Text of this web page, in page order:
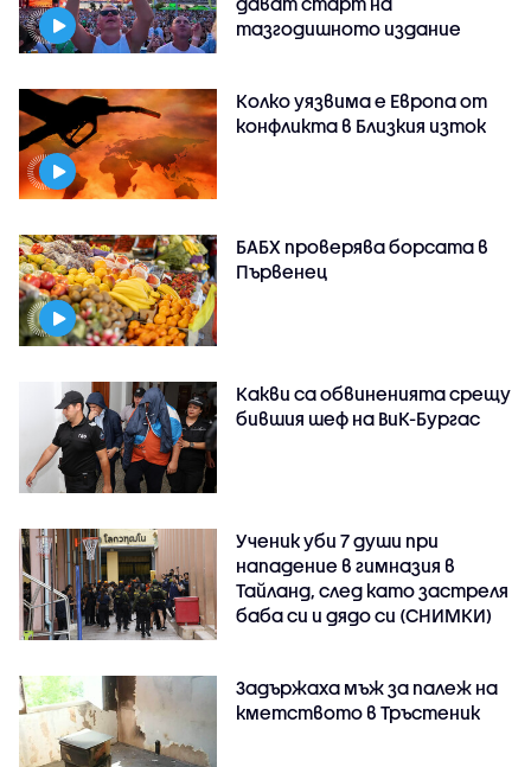
тазгодишното издание
Колко уязвима е Европа от
конфликта в Близкия изток
БАБХ проверява борсата в
Първенец
Какви са обвиненията срещу
бившия шеф на ВиК-Бургас
Ученик уби 7 души при
нападение в гимназия в
Тайланд, след като застреля
баба си и дядо си (СНИМКИ)
Задържаха мъж за палеж на
кметството в Тръстеник